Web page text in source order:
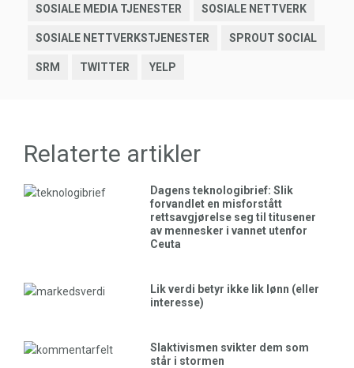
SOSIALE MEDIA TJENESTER SOSIALE NETTVERK
SOSIALE NETTVERKSTJENESTER SPROUT SOCIAL
SRM TWITTER YELP
Relaterte artikler
Dagens teknologibrief: Slik
forvandlet en misforstått
rettsavgjørelse seg til titusener
av mennesker i vannet utenfor
Ceuta
Lik verdi betyr ikke lik lønn (eller
interesse)
Slaktivismen svikter dem som
står i stormen